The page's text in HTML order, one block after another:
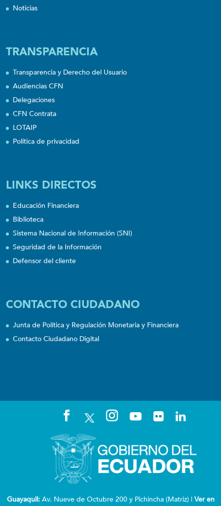
Noticias
TRANSPARENCIA
Transparencia y Derecho del Usuario
Audiencias CFN
Delegaciones
CFN Contrata
LOTAIP
Política de privacidad
LINKS DIRECTOS
Educación Financiera
Biblioteca
Sistema Nacional de Información (SNI)
Seguridad de la Información
Defensor del cliente
CONTACTO CIUDADANO
Junta de Política y Regulación Monetaria y Financiera
Contacto Ciudadano Digital
Guayaquil:Av. Nueve de Octubre 200 y Pichincha (Matriz) | Ver en